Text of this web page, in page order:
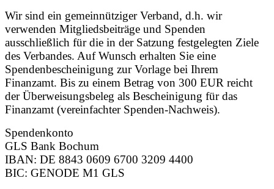
Wir sind ein gemeinnütziger Verband, d.h. wir
verwenden Mitgliedsbeiträge und Spenden
ausschließlich für die in der Satzung festgelegten Ziele
des Verbandes. Auf Wunsch erhalten Sie eine
Spendenbescheinigung zur Vorlage bei Ihrem
Finanzamt. Bis zu einem Betrag von 300 EUR reicht
der Überweisungsbeleg als Bescheinigung für das
Finanzamt (vereinfachter Spenden-Nachweis).‍
Spendenkonto
GLS Bank Bochum
IBAN: DE 8843 0609 6700 3209 4400
BIC: GENODE M1 GLS